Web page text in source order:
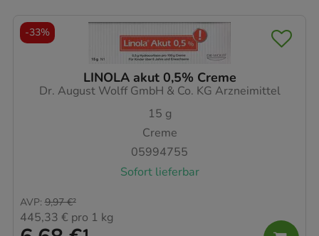
LINOLA akut 0,5% Creme
Dr. August Wolff GmbH & Co. KG Arzneimittel
15 g
Creme
05994755
Sofort lieferbar
AVP: 9,97 €²
445,33 € pro 1 kg
-33%